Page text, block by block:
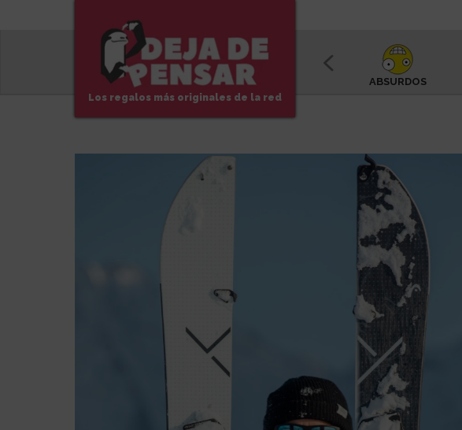
Los regalos más originales de la red
ABSURDOS